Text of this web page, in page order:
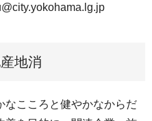
地消
なこころと健やかなからだ